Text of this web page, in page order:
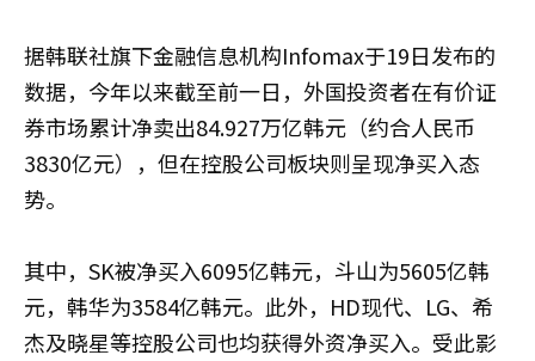
据韩联社旗下金融信息机构Infomax于19日发布的
数据，今年以来截至前一日，外国投资者在有价证
券市场累计净卖出84.927万亿韩元（约合人民币
3830亿元），但在控股公司板块则呈现净买入态
势。
其中，SK被净买入6095亿韩元，斗山为5605亿韩
元，韩华为3584亿韩元。此外，HD现代、LG、希
杰及晓星等控股公司也均获得外资净买入。受此影